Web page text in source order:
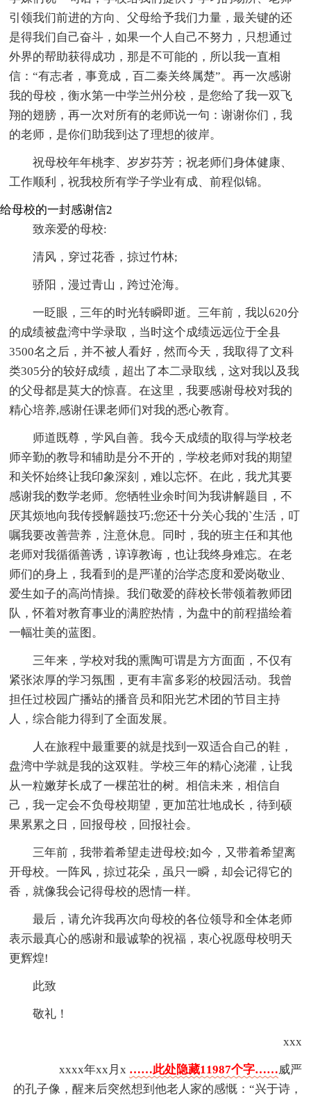
引领我们前进的方向、父母给予我们力量，最关键的还
是得我们自己奋斗，如果一个人自己不努力，只想通过
外界的帮助获得成功，那是不可能的，所以我一直相
信：“有志者，事竟成，百二秦关终属楚”。再一次感谢
我的母校，衡水第一中学兰州分校，是您给了我一双飞
翔的翅膀，再一次对所有的老师说一句：谢谢你们，我
的老师，是你们助我到达了理想的彼岸。
祝母校年年桃李、岁岁芬芳；祝老师们身体健康、
工作顺利，祝我校所有学子学业有成、前程似锦。
给母校的一封感谢信2
致亲爱的母校:
清风，穿过花香，掠过竹林;
骄阳，漫过青山，跨过沧海。
一眨眼，三年的时光转瞬即逝。三年前，我以620分
的成绩被盘湾中学录取，当时这个成绩远远位于全县
3500名之后，并不被人看好，然而今天，我取得了文科
类305分的较好成绩，超出了本二录取线，这对我以及我
的父母都是莫大的惊喜。在这里，我要感谢母校对我的
精心培养,感谢任课老师们对我的悉心教育。
师道既尊，学风自善。我今天成绩的取得与学校老
师辛勤的教导和辅助是分不开的，学校老师对我的期望
和关怀始终让我印象深刻，难以忘怀。在此，我尤其要
感谢我的数学老师。您牺牲业余时间为我讲解题目，不
厌其烦地向我传授解题技巧;您还十分关心我的`生活，叮
嘱我要改善营养，注意休息。同时，我的班主任和其他
老师对我循循善诱，谆谆教诲，也让我终身难忘。在老
师们的身上，我看到的是严谨的治学态度和爱岗敬业、
爱生如子的高尚情操。我们敬爱的薛校长带领着教师团
队，怀着对教育事业的满腔热情，为盘中的前程描绘着
一幅壮美的蓝图。
三年来，学校对我的熏陶可谓是方方面面，不仅有
紧张浓厚的学习氛围，更有丰富多彩的校园活动。我曾
担任过校园广播站的播音员和阳光艺术团的节目主持
人，综合能力得到了全面发展。
人在旅程中最重要的就是找到一双适合自己的鞋，
盘湾中学就是我的这双鞋。学校三年的精心浇灌，让我
从一粒嫩芽长成了一棵茁壮的树。相信未来，相信自
己，我一定会不负母校期望，更加茁壮地成长，待到硕
果累累之日，回报母校，回报社会。
三年前，我带着希望走进母校;如今，又带着希望离
开母校。一阵风，掠过花朵，虽只一瞬，却会记得它的
香，就像我会记得母校的恩情一样。
最后，请允许我再次向母校的各位领导和全体老师
表示最真心的感谢和最诚挚的祝福，衷心祝愿母校明天
更辉煌!
此致
敬礼！
xxx
xxxx年xx月x ……此处隐藏11987个字……威严
的孔子像，醒来后突然想到他老人家的感慨：“兴于诗，